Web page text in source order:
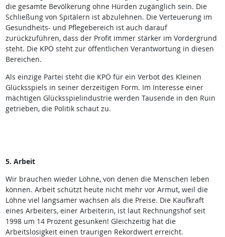
die gesamte Bevölkerung ohne Hürden zugänglich sein. Die
Schließung von Spitälern ist abzulehnen. Die Verteuerung im
Gesundheits- und Pflegebereich ist auch darauf
zurückzuführen, dass der Profit immer stärker im Vordergrund
steht. Die KPÖ steht zur öffentlichen Verantwortung in diesen
Bereichen.
Als einzige Partei steht die KPÖ für ein Verbot des Kleinen
Glücksspiels in seiner derzeitigen Form. Im Interesse einer
mächtigen Glücksspielindustrie werden Tausende in den Ruin
getrieben, die Politik schaut zu.
5. Arbeit
Wir brauchen wieder Löhne, von denen die Menschen leben
können. Arbeit schützt heute nicht mehr vor Armut, weil die
Löhne viel langsamer wachsen als die Preise. Die Kaufkraft
eines Arbeiters, einer Arbeiterin, ist laut Rechnungshof seit
1998 um 14 Prozent gesunken! Gleichzeitig hat die
Arbeitslosigkeit einen traurigen Rekordwert erreicht.